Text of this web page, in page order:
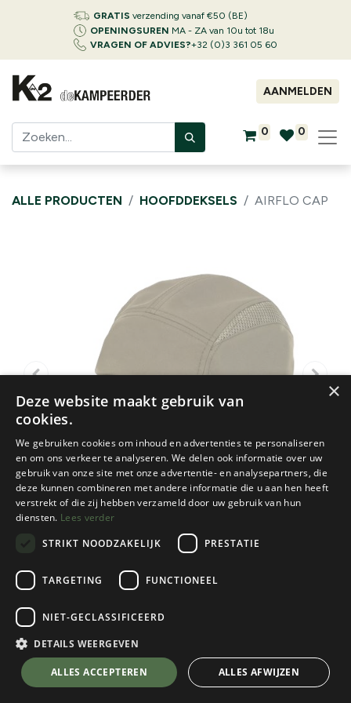
GRATIS verzending vanaf €50 (BE)
OPENINGSUREN MA - ZA van 10u tot 18u
VRAGEN OF ADVIES?+32 (0)3 361 05 60
AANMELDEN
0 0
ALLE PRODUCTEN HOOFDDEKSELS AIRFLO CAP
Tilley
Airflo Cap
Olive
Kies een maat💬 Stel je vraag over dit product via WhatsApp
×
Deze website maakt gebruik van
cookies.
We gebruiken cookies om inhoud en advertenties te personaliseren
en om ons verkeer te analyseren. We delen ook informatie over uw
gebruik van onze site met onze advertentie- en analysepartners, die
deze kunnen combineren met andere informatie die u aan hen heeft
verstrekt of die zij hebben verzameld door uw gebruik van hun
diensten. Lees verder
STRIKT NOODZAKELIJK
PRESTATIE
TARGETING FUNCTIONEEL
NIET-GECLASSIFICEERD
DETAILS WEERGEVEN
ALLES ACCEPTEREN ALLES AFWIJZEN